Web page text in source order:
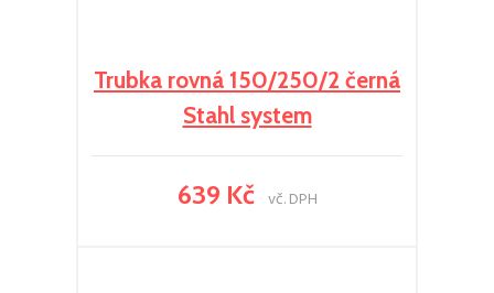
Trubka rovná 150/250/2 černá
Stahl system
639 Kč vč. DPH